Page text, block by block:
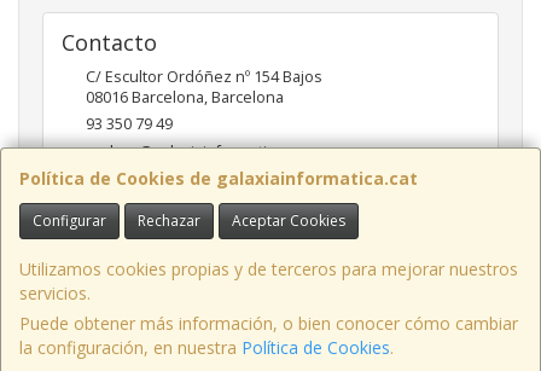
Política de Cookies de galaxiainformatica.cat
Configurar Rechazar Aceptar Cookies
Utilizamos cookies propias y de terceros para mejorar nuestros
servicios.
Puede obtener más información, o bien conocer cómo cambiar
la configuración, en nuestra Política de Cookies.
Contacto
C/ Escultor Ordóñez nº 154 Bajos
08016Barcelona,Barcelona
93 350 79 49
andreu@galaxiainformatica.com
Horario
9:00-17:30 de Lunes a Jueves / 9:00-15:00 los Viernes
, , , , España. - C.I.F.: B61765418 - Tfno: